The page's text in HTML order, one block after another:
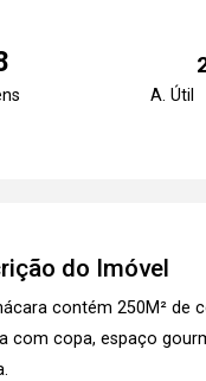
A. Útil
do Imóvel
contém 250M² de
com copa, espaço